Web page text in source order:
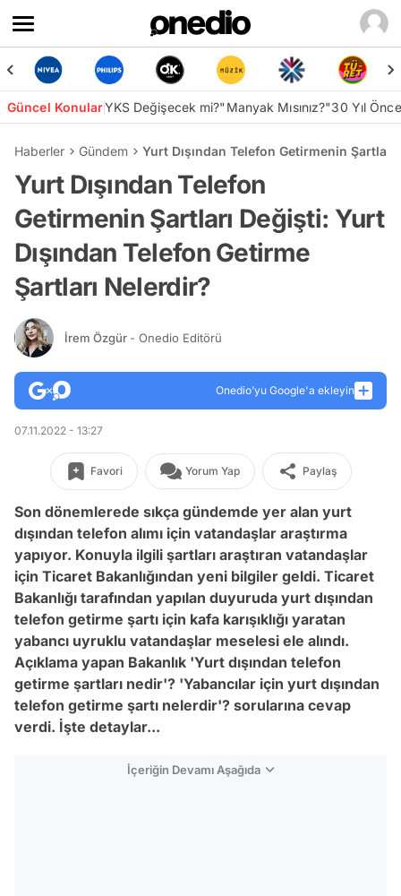
Güncel KonularYKS Değişecek mi?"Manyak Mısınız?"30 Yıl
Haberler Gündem Yurt Dışından Telefon Getirmenin
Yurt Dışından Telefon
Getirmenin Şartları Değişti: Yurt
Dışından Telefon Getirme
Şartları Nelerdir?
İrem Özgür - Onedio Editörü
Onedio’yu Google'a ekleyin
07.11.2022 - 13:27
Favori Yorum Yap Paylaş
Son dönemlerede sıkça gündemde yer alan yurt
dışından telefon alımı için vatandaşlar araştırma
yapıyor. Konuyla ilgili şartları araştıran vatandaşlar
için Ticaret Bakanlığından yeni bilgiler geldi. Ticaret
Bakanlığı tarafından yapılan duyuruda yurt dışından
telefon getirme şartı için kafa karışıklığı yaratan
yabancı uyruklu vatandaşlar meselesi ele alındı.
Açıklama yapan Bakanlık 'Yurt dışından telefon
getirme şartları nedir'? 'Yabancılar için yurt dışından
telefon getirme şartı nelerdir'? sorularına cevap
verdi. İşte detaylar...
İçeriğin Devamı Aşağıda